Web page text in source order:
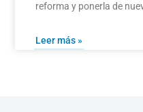
reforma y ponerla de
Leer más »